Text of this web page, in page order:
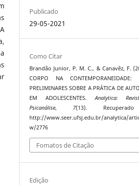
Publicado
29-05-2021
Como Citar
Brandão Junior, P. M. C., & Canavêz, F.
CORPO NA CONTEMPORANEIDADE:
PRELIMINARES SOBRE A PRÁTICA DE
EM ADOLESCENTES.Analytica:
Psicanálise, 7(13).
http://www.seer.ufsj.edu.br/analytica/
w/2776
Fomatos de Citação
Edição